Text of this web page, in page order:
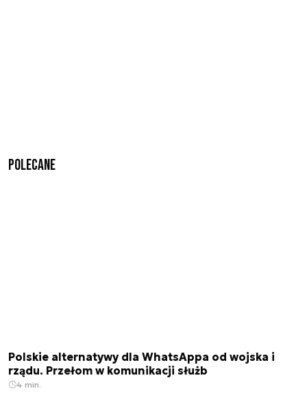
Polecane
Polskie alternatywy dla WhatsAppa od wojska i
rządu. Przełom w komunikacji służb
4 min.